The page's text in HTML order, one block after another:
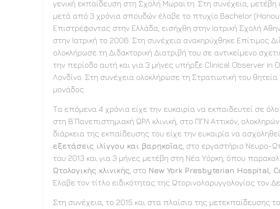
γενική εκπαίδευση στη Σχολή Μωραϊτη. Στη συνέχεια,
μετά από 3 χρόνια σπουδών έλαβε το πτυχίο Bachelor
Επιστρέφοντας στην Ελλάδα, εισήχθη στην Ιατρική Σχολή
στην Ιατρική το 2006. Στη συνέχεια ανακηρύχθηκε Επίτιμος
ολοκλήρωσε τη Διδακτορική Διατριβή του σε αντικείμενο
την περίοδο αυτή και για 3 μήνες υπήρξε Clinical Observer in
Λονδίνο. Στη συνέχεια ολοκλήρωσε τη Στρατιωτική του
μονάδος.
Τα επόμενα 4 χρόνια είχε την ευκαιρία να εκπαιδευτεί σε
στη Β’Πανεπιστημιακή ΩΡΛ κλινική, στο ΠΓΝ Αττικόν,
διάρκεια της εκπαίδευσης του είχε την ευκαιρία να ασχοληθεί
εξετάσεις ιλίγγου και βαρηκοΐας , στο εργαστήριο Νευρο-
του 2013 και για 3 μήνες μετέβη στη Νέα Υόρκη, όπου
Ωτολογικής κλινικής , στο New York Presbyterian Hospital,
Έλαβε τον τίτλο ειδικότητας της Ωτορινολαρυγγολογίας τον
Στη συνέχεια, το 2015 και στα πλαίσια της μετεκπαίδευσης